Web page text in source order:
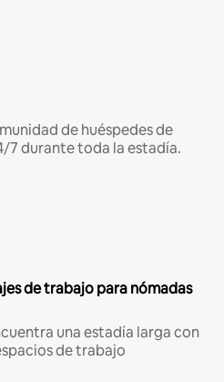
de huéspedes de
7 durante toda la estadía.
de trabajo para nómadas
una estadía larga con
de trabajo